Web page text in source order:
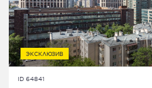
ЭКСКЛЮЗИВ
ID 64841